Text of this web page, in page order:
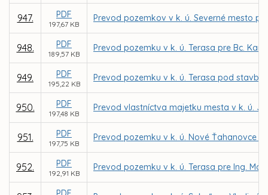
947. PDF
197,67 KB
Prevod pozemkov v k. ú. Severné mesto
948. PDF
189,57 KB
Prevod pozemku v k. ú. Terasa pre Bc.
949. PDF
195,22 KB
Prevod pozemku v k. ú. Terasa pod
950. PDF
197,48 KB
Prevod vlastníctva majetku mesta v k. ú.
951. PDF
197,75 KB
Prevod pozemku v k. ú. Nové Ťahanovce
952. PDF
192,91 KB
Prevod pozemku v k. ú. Terasa pre Ing.